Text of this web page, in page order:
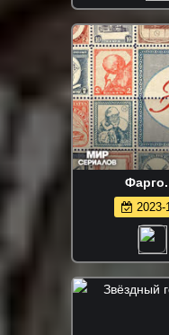
Фарго.
2023-